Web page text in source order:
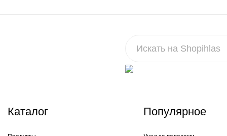
Каталог Популярное